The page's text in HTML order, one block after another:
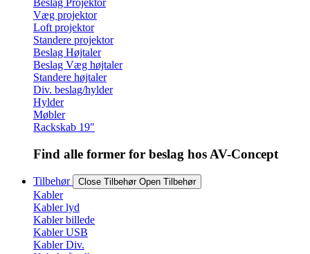
Væg projektor
Loft projektor
Standere projektor
Beslag Højtaler
Beslag Væg højtaler
Standere højtaler
Div. beslag/hylder
Hylder
Møbler
Rackskab 19″
Find alle former for beslag hos AV-Concept
Tilbehør Close Tilbehør Open Tilbehør
Kabler
Kabler lyd
Kabler billede
Kabler USB
Kabler Div.